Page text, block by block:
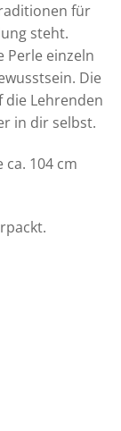
für
steht.
Perle einzeln
Die
die Lehrenden
in dir selbst.
104 cm